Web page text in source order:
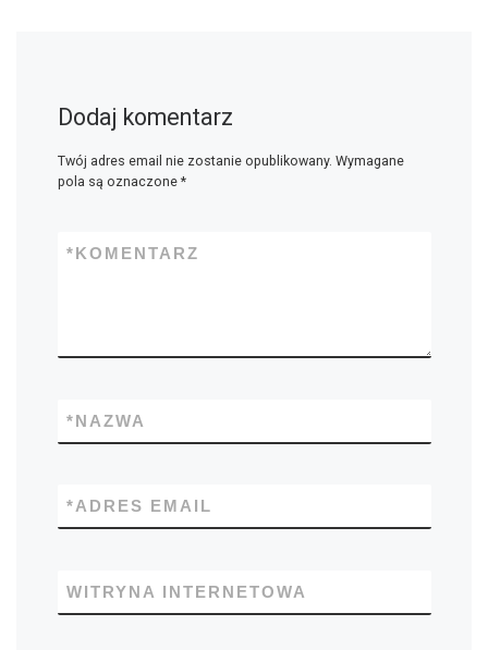
Dodaj komentarz
Twój adres email nie zostanie opublikowany. Wymagane
pola są oznaczone *
KOMENTARZ
*
NAZWA
*
ADRES EMAIL
*
WITRYNA INTERNETOWA